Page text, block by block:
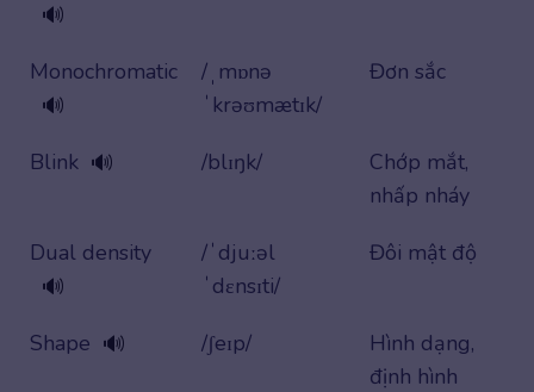
🔊
Monochromatic
🔊
/ˌmɒnə
ˈkrəʊmætɪk/
Đơn sắc
Blink 🔊 /blɪŋk/
Chớp mắt,
nhấp nháy
Dual density
🔊
/ˈdjuːəl
ˈdɛnsɪti/
Đôi mật độ
Shape 🔊 /ʃeɪp/
Hình dạng,
định hình